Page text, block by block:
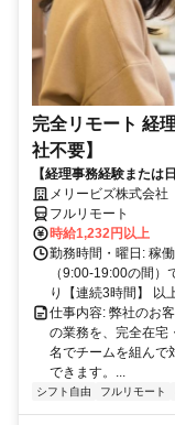
完全リモート 経
社不要】
【経理事務経験または
完全在宅で育児・介護
メリービズ株式会社
フルリモート
時給1,232円以上
勤務時間・曜日: 稼
（9:00-19:00の間
り【連続3時間】 以
仕事内容: 弊社のお
の業務を、完全在宅
名でチームを組んで
できます。...
シフト自由 フルリモート